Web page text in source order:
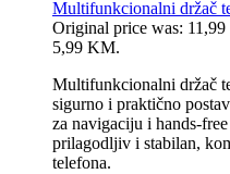
Multifunkcionalni držač
Original price was:
5,99 KM.
Multifunkcionalni držač
sigurno i praktično
za navigaciju i hands-
prilagodljiv i stabilan,
telefona.